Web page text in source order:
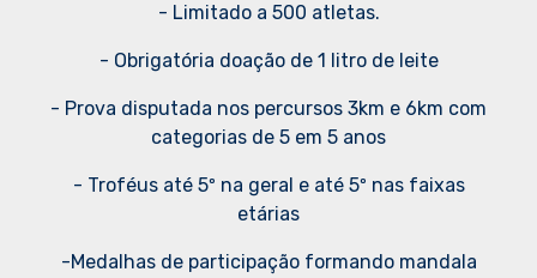
- Limitado a 500 atletas.
- Obrigatória doação de 1 litro de leite
- Prova disputada nos percursos 3km e 6km com
categorias de 5 em 5 anos
- Troféus até 5º na geral e até 5º nas faixas
etárias
-Medalhas de participação formando mandala